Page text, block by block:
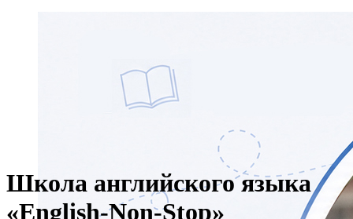
Школа английского языка
«English-Non-Stop»